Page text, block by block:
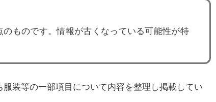
ものです。情報が古くなっている可能性が特
服装等の一部項目について内容を整理し掲載してい